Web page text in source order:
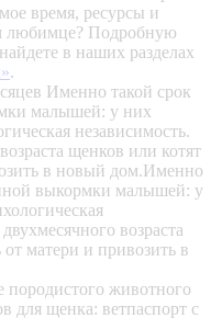
время, ресурсы и
любимце? Подробную
в наших разделах
.
Именно такой срок
малышей: у них
независимость.
щенков или котят
в новый дом.Именно
выкормки малышей: у
возраста
матери и привозить в
породистого животного
для щенка: ветпаспорт с